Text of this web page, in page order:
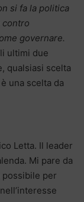
si fa la politica
contro
governare.
ultimi due
qualsiasi scelta
una scelta da
Letta. Il leader
Mi pare da
possibile per